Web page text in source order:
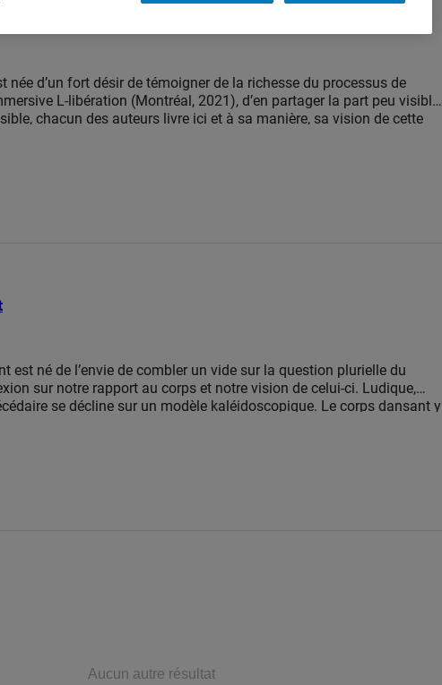
d’un fort désir de témoigner de la richesse du processus de
L-libération (Montréal, 2021), d’en partager la part peu visible.
chacun des auteurs livre ici et à sa manière, sa vision de cette
est né de l’envie de combler un vide sur la question plurielle du
sur notre rapport au corps et notre vision de celui-ci. Ludique,
se décline sur un modèle kaléidoscopique. Le corps dansant y
Aucun autre résultat